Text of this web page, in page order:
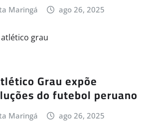
Maringá ago 26, 2025
Grau expõe
do futebol peruano
Maringá ago 26, 2025